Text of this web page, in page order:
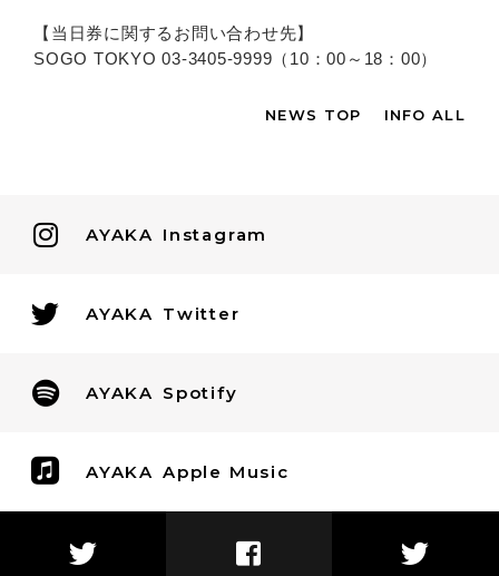
【当日券に関するお問い合わせ先】
SOGO TOKYO 03-3405-9999（10：00～18：00）
NEWS TOP INFO ALL
AYAKA Instagram
AYAKA Twitter
AYAKA Spotify
AYAKA Apple Music